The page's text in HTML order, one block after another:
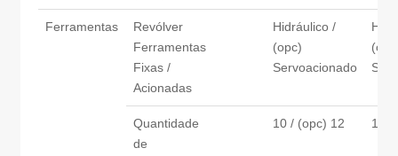
Ferramentas
Revólver
Ferramentas
Fixas /
Acionadas
Hidráulico /
(opc)
Servoacionado
Quantidade
de
10 / (opc) 12 10 /